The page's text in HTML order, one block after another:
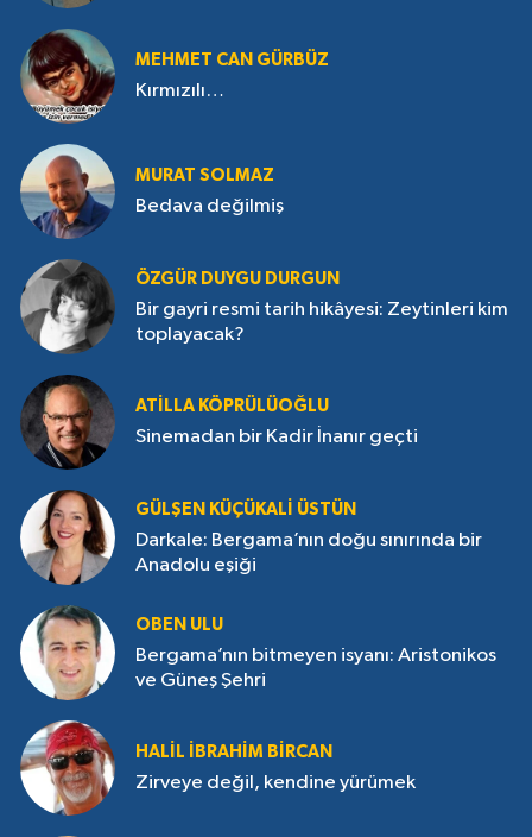
MEHMET CAN GÜRBÜZ
Kırmızılı…
MURAT SOLMAZ
Bedava değilmiş
ÖZGÜR DUYGU DURGUN
Bir gayri resmi tarih hikâyesi: Zeytinleri kim
toplayacak?
ATILLA KÖPRÜLÜOĞLU
Sinemadan bir Kadir İnanır geçti
GÜLŞEN KÜÇÜKALI ÜSTÜN
Darkale: Bergama’nın doğu sınırında bir
Anadolu eşiği
OBEN ULU
Bergama’nın bitmeyen isyanı: Aristonikos
ve Güneş Şehri
HALIL İBRAHIM BIRCAN
Zirveye değil, kendine yürümek